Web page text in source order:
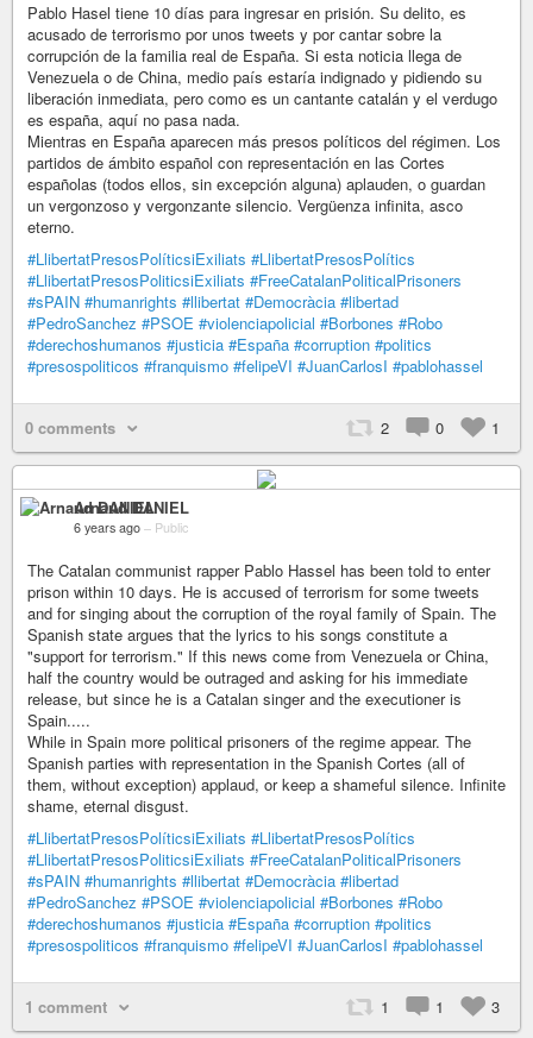
Pablo Hasel tiene 10 días para ingresar en prisión. Su delito, es
acusado de terrorismo por unos tweets y por cantar sobre la
corrupción de la familia real de España. Si esta noticia llega de
Venezuela o de China, medio país estaría indignado y pidiendo su
liberación inmediata, pero como es un cantante catalán y el verdugo
es españa, aquí no pasa nada.
Mientras en España aparecen más presos políticos del régimen. Los
partidos de ámbito español con representación en las Cortes
españolas (todos ellos, sin excepción alguna) aplauden, o guardan
un vergonzoso y vergonzante silencio. Vergüenza infinita, asco
eterno.
#LlibertatPresosPolíticsiExiliats #LlibertatPresosPolítics
#LlibertatPresosPoliticsiExiliats #FreeCatalanPoliticalPrisoners
#sPAIN #humanrights #llibertat #Democràcia #libertad
#PedroSanchez #PSOE #violenciapolicial #Borbones #Robo
#derechoshumanos #justicia #España #corruption #politics
#presospoliticos #franquismo #felipeVI #JuanCarlosI #pablohassel
0 comments 2 0 1
Arnaud DANIEL
6 years ago – Public
The Catalan communist rapper Pablo Hassel has been told to enter
prison within 10 days. He is accused of terrorism for some tweets
and for singing about the corruption of the royal family of Spain. The
Spanish state argues that the lyrics to his songs constitute a
"support for terrorism." If this news come from Venezuela or China,
half the country would be outraged and asking for his immediate
release, but since he is a Catalan singer and the executioner is
Spain.....
While in Spain more political prisoners of the regime appear. The
Spanish parties with representation in the Spanish Cortes (all of
them, without exception) applaud, or keep a shameful silence. Infinite
shame, eternal disgust.
#LlibertatPresosPolíticsiExiliats #LlibertatPresosPolítics
#LlibertatPresosPoliticsiExiliats #FreeCatalanPoliticalPrisoners
#sPAIN #humanrights #llibertat #Democràcia #libertad
#PedroSanchez #PSOE #violenciapolicial #Borbones #Robo
#derechoshumanos #justicia #España #corruption #politics
#presospoliticos #franquismo #felipeVI #JuanCarlosI #pablohassel
1 comment 1 1 3